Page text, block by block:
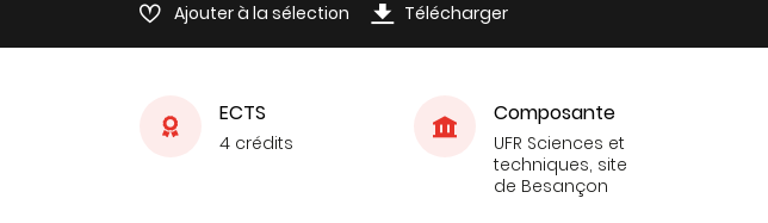
Ajouter à la sélection Télécharger
ECTS
4 crédits
Composante
UFR Sciences et
techniques, site
de Besançon